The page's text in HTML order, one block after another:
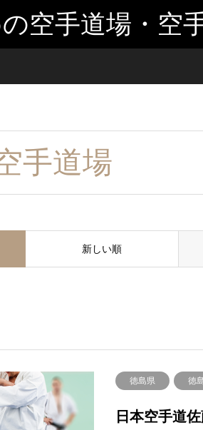
空手道場・空
手道場
新しい順
徳島県 徳
日本空手道